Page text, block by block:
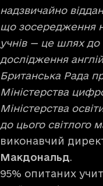
надзвичайно
що зосередження
учнів — це шлях до
дослідження
Британська Рада
Міністерства
Міністерства
до цього світлого
виконавчий
Макдональд.
95% опитаних